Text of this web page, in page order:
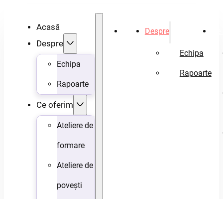
Acasă
Despre
Echipa
Rapoarte
Ce oferim
Ateliere de
formare
Ateliere de
povești
Acasă Despre
Echipa
Rapoarte